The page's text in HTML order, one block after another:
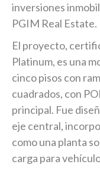
inversiones
PGIM Real Estate.
El proyecto,
Platinum, es una
cinco pisos con
cuadrados, con
principal. Fue
eje central,
como una planta
carga para